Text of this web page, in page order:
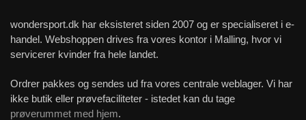
wondersport.dk har eksisteret siden 2007 og er specialiseret i e-
handel. Webshoppen drives fra vores kontor i Malling, hvor vi
servicerer kvinder fra hele landet.
Ordrer pakkes og sendes ud fra vores centrale weblager. Vi har
ikke butik eller prøvefaciliteter - istedet kan du tage
prøverummet med hjem.